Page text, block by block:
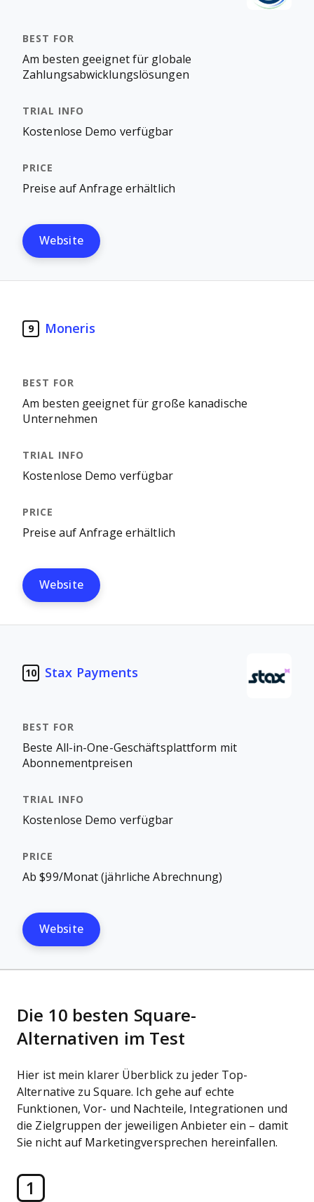
Am besten geeignet für globale
Zahlungsabwicklungslösungen
Kostenlose Demo verfügbar
Preise auf Anfrage erhältlich
Website
9 Moneris
Am besten geeignet für große kanadische
Unternehmen
Kostenlose Demo verfügbar
Preise auf Anfrage erhältlich
Website
10 Stax Payments
Beste All-in-One-Geschäftsplattform mit
Abonnementpreisen
Kostenlose Demo verfügbar
Ab $99/Monat (jährliche Abrechnung)
Website
Die 10 besten Square-
Alternativen im Test
Hier ist mein klarer Überblick zu jeder Top-
Alternative zu Square. Ich gehe auf echte
Funktionen, Vor- und Nachteile, Integrationen und
die Zielgruppen der jeweiligen Anbieter ein – damit
Sie nicht auf Marketingversprechen hereinfallen.
1